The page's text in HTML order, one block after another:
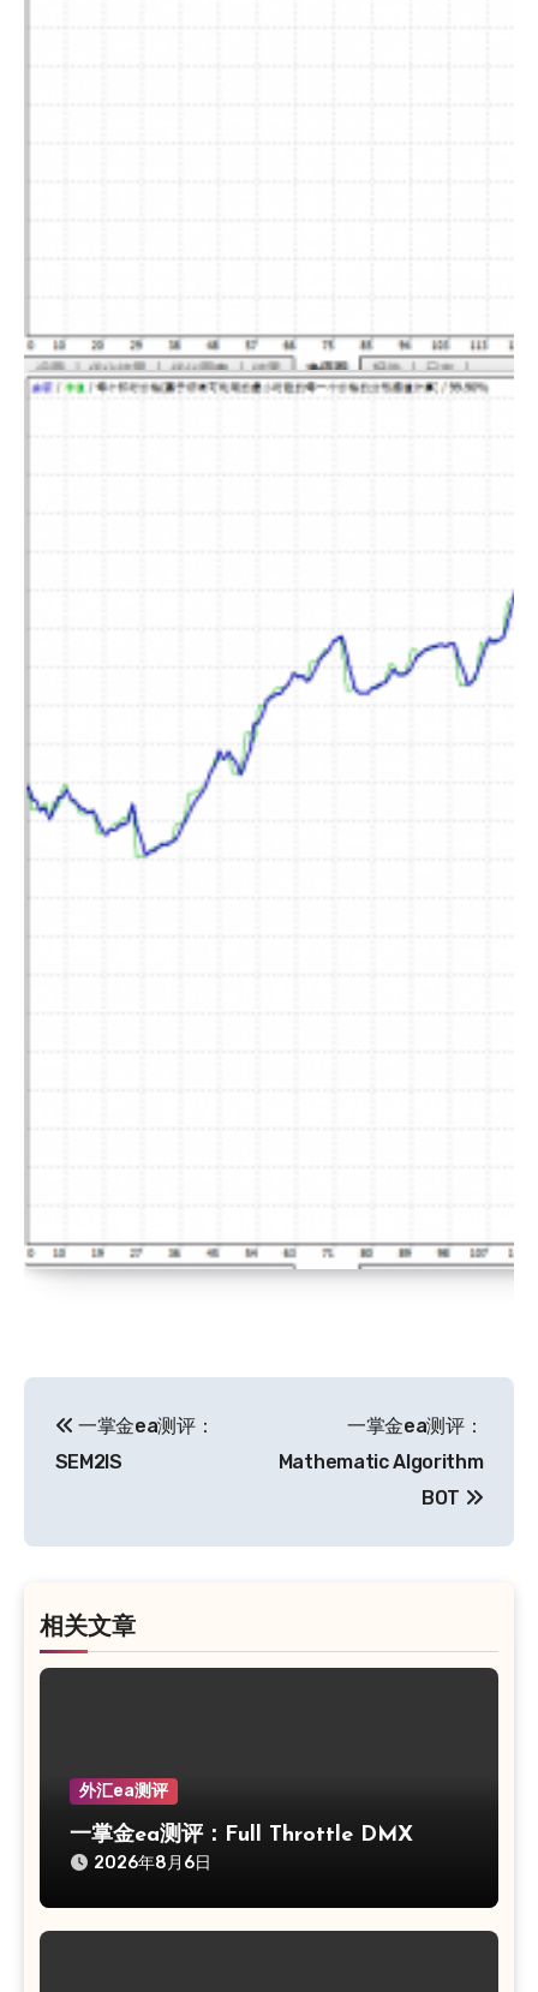
章
航
一掌金ea测评：
SEM2IS
一掌金ea测评：
Mathematic Algorithm
BOT
相关文章
外汇ea测评
一掌金ea测评：Full Throttle DMX
2026年8月6日